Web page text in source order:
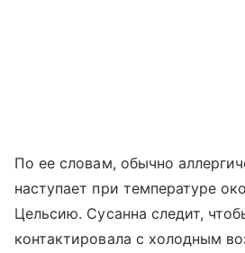
По ее словам, обычно
наступает при температуре
Цельсию. Сусанна следит,
контактировала с холодным